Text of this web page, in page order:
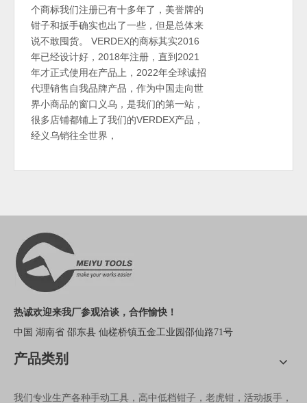
个商标我们注册已有十多年了，美誉牌的
钳子和扳手确实也出了一些，但是总体来
说不敢囤货。 VERDEX的商标其实2016
年已经设计好，2018年注册，直到2021
年才正式使用在产品上，2022年全球诚招
代理销售自我品牌产品，作为中国走向世
界小商品的窗口义乌，是我们的第一站，
很多店铺都铺上了我们的VERDEX产品，
经义乌销往全世界，
热诚欢迎来我厂参观洽谈，合作愉快！
中国 湖南省 邵东县 仙槎桥镇五金工业园邵仙路71号
产品类别
我们专业生产各种手动工具，高中低档钳子，老虎钳，活动扳手，